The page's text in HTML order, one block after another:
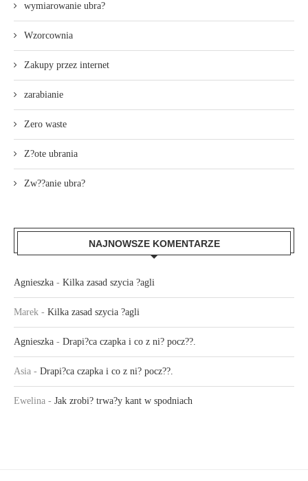
wymiarowanie ubra?
Wzorcownia
Zakupy przez internet
zarabianie
Zero waste
Z?ote ubrania
Zw??anie ubra?
NAJNOWSZE KOMENTARZE
Agnieszka - Kilka zasad szycia ?agli
Marek - Kilka zasad szycia ?agli
Agnieszka - Drapi?ca czapka i co z ni? pocz??.
Asia - Drapi?ca czapka i co z ni? pocz??.
Ewelina - Jak zrobi? trwa?y kant w spodniach